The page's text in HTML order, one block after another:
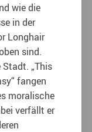
wie die
in der
Longhair
sind.
„This
fangen
moralische
verfällt er